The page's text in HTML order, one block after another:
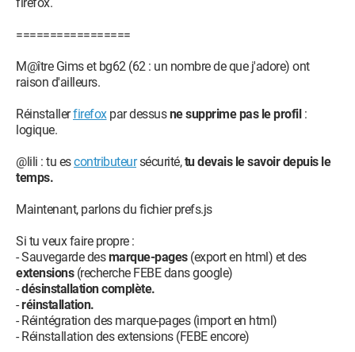
=================
M@ître Gims et bg62 (62 : un nombre de que j'adore) ont
raison d'ailleurs.
Réinstallerfirefoxpar dessusne supprime pas le profil:
logique.
@lili : tu escontributeursécurité,tu devais le savoir depuis le
temps.
Maintenant, parlons du fichier prefs.js
Si tu veux faire propre :
- Sauvegarde desmarque-pages(export en html) et des
extensions(recherche FEBE dans google)
-désinstallation complète.
-réinstallation.
- Réintégration des marque-pages (import en html)
- Réinstallation des extensions (FEBE encore)